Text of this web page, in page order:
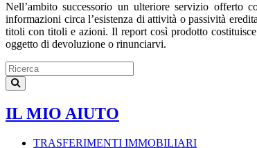
Nell’ambito successorio un ulteriore servizio offerto
informazioni circa l’esistenza di attività o passività
titoli con titoli e azioni. Il report così prodotto
oggetto di devoluzione o rinunciarvi.
IL MIO AIUTO
TRASFERIMENTI IMMOBILIARI